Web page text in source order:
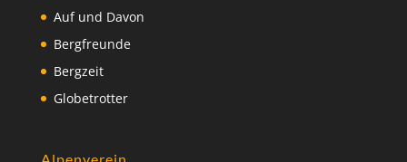
Auf und Davon
Bergfreunde
Bergzeit
Globetrotter